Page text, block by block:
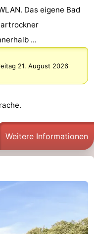
Das eigene Bad
...
21. August 2026
Weitere Informationen